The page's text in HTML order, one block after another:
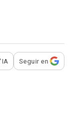
para
IA Seguir en